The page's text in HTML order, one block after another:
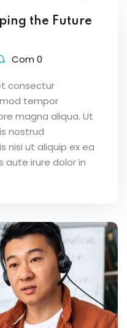
the Future
Com 0
consectur
tempor
magna aliqua. Ut
nostrud
nisi ut aliquip ex ea
aute irure dolor in